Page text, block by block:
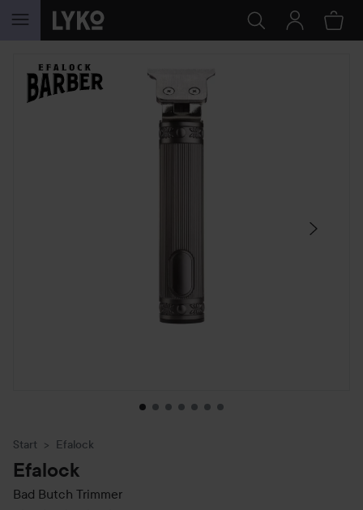
HOPPA TILL INNEHÅLLET
HOPPA ÖVER SEKTIONEN
Start Efalock
Efalock
Bad Butch Trimmer